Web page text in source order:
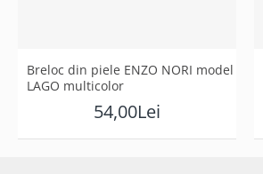
Breloc din piele ENZO NORI model
LAGO multicolor
54,00Lei